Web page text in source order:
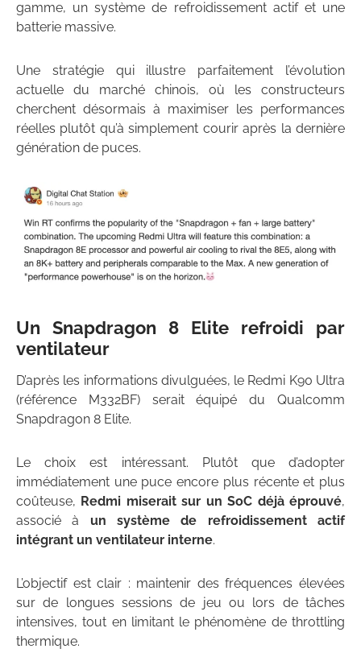
gamme, un système de refroidissement actif et une
batterie massive.
Une stratégie qui illustre parfaitement l’évolution
actuelle du marché chinois, où les constructeurs
cherchent désormais à maximiser les performances
réelles plutôt qu’à simplement courir après la dernière
génération de puces.
Un Snapdragon 8 Elite refroidi par
ventilateur
D’après les informations divulguées, le Redmi K90 Ultra
(référence M332BF) serait équipé du Qualcomm
Snapdragon 8 Elite.
Le choix est intéressant. Plutôt que d’adopter
immédiatement une puce encore plus récente et plus
coûteuse, Redmi miserait sur un SoC déjà éprouvé,
associé à un système de refroidissement actif
intégrant un ventilateur interne.
L’objectif est clair : maintenir des fréquences élevées
sur de longues sessions de jeu ou lors de tâches
intensives, tout en limitant le phénomène de throttling
thermique.